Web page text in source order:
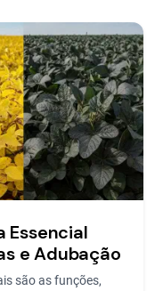
Essencial
e Adubação
são as funções,